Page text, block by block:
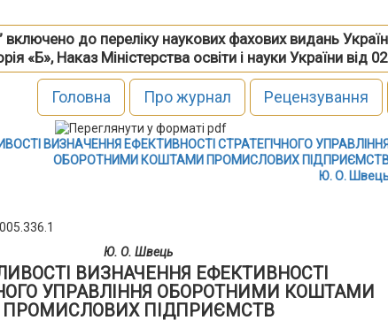
включено до переліку наукових фахових видань
«Б», Наказ Міністерства освіти і науки України від
Головна Про журнал Рецензування
ВИЗНАЧЕННЯ ЕФЕКТИВНОСТІ СТРАТЕГІЧНОГО УПРАВЛІННЯ
ОБОРОТНИМИ КОШТАМИ ПРОМИСЛОВИХ
Ю. О.
Ю. О. Швець
ВИЗНАЧЕННЯ ЕФЕКТИВНОСТІ
УПРАВЛІННЯ ОБОРОТНИМИ КОШТАМИ
ПРОМИСЛОВИХ ПІДПРИЄМСТВ